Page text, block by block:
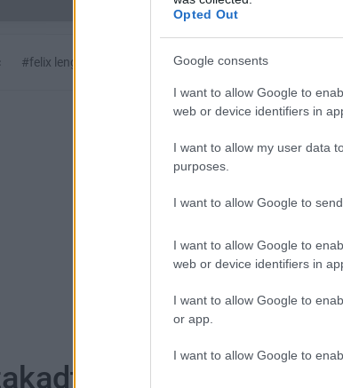
Opted Out
Google consents
I want to allow Google to
web or device identifiers in
I want to allow my user data
purposes.
I want to allow Google to
I want to allow Google to
web or device identifiers in
I want to allow Google to
or app.
I want to allow Google to
#felix lengyel #kick
Hozzászólások
a koncert, miután